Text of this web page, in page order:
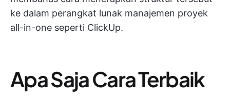
ke dalam perangkat lunak manajemen proyek
all-in-one seperti ClickUp.
Apa Saja Cara Terbaik